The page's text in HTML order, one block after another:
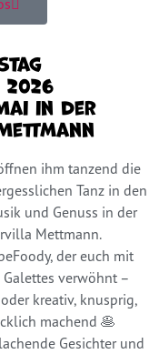
in der
ihm tanzend die
Tanz in den
und Genuss in der
Mettmann.
der euch mit
verwöhnt –
kreativ, knusprig,
machend 🥞
Gesichter und